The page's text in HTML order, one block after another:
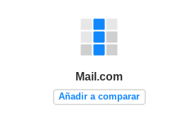
Mail.com
Añadir a comparar